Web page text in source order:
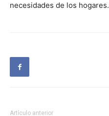
necesidades de los hogares.
Artículo anterior